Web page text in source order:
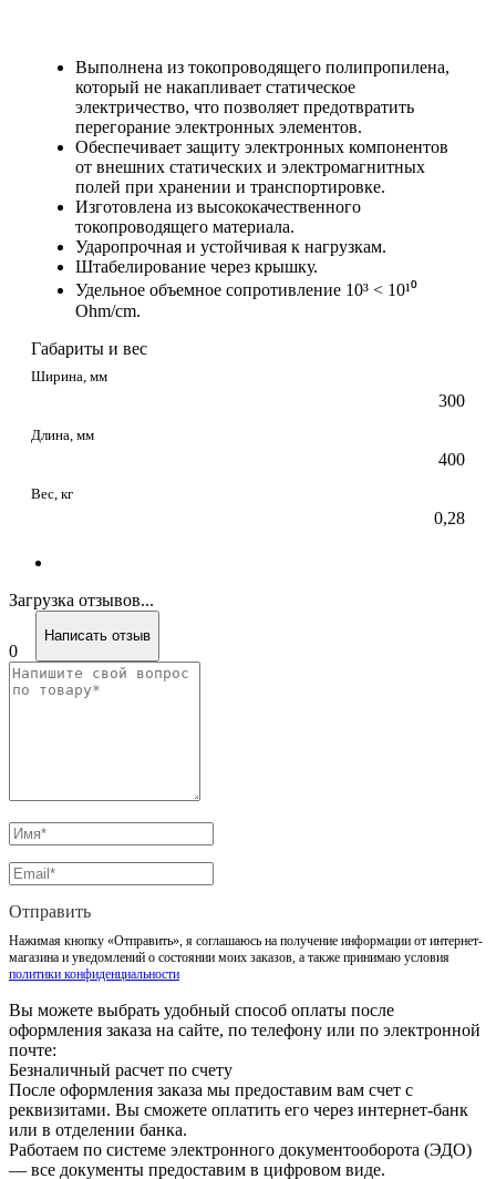
Выполнена из токопроводящего полипропилена,
который не накапливает статическое
электричество, что позволяет предотвратить
перегорание электронных элементов.
Обеспечивает защиту электронных компонентов
от внешних статических и электромагнитных
полей при хранении и транспортировке.
Изготовлена из высококачественного
токопроводящего материала.
Ударопрочная и устойчивая к нагрузкам.
Штабелирование через крышку.
Удельное объемное сопротивление 10³ < 10¹⁰
Ohm/cm.
Габариты и вес
Ширина, мм
300
Длина, мм
400
Вес, кг
0,28
Загрузка отзывов...
0
Написать отзыв
Отправить
Нажимая кнопку «Отправить», я соглашаюсь на получение информации от интернет-
магазина и уведомлений о состоянии моих заказов, а также принимаю условия
политики конфиденциальности
Вы можете выбрать удобный способ оплаты после
оформления заказа на сайте, по телефону или по электронной
почте:
Безналичный расчет по счету
После оформления заказа мы предоставим вам счет с
реквизитами. Вы сможете оплатить его через интернет-банк
или в отделении банка.
Работаем по системе электронного документооборота (ЭДО)
— все документы предоставим в цифровом виде.